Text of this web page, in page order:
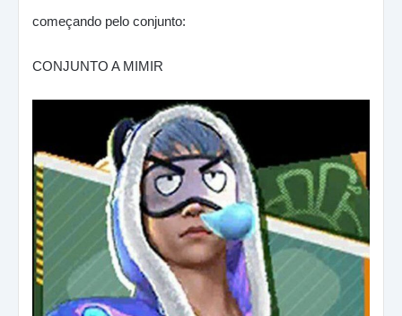
começando pelo conjunto:
CONJUNTO A MIMIR